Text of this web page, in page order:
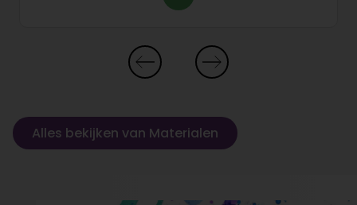
Alles bekijken van Materialen